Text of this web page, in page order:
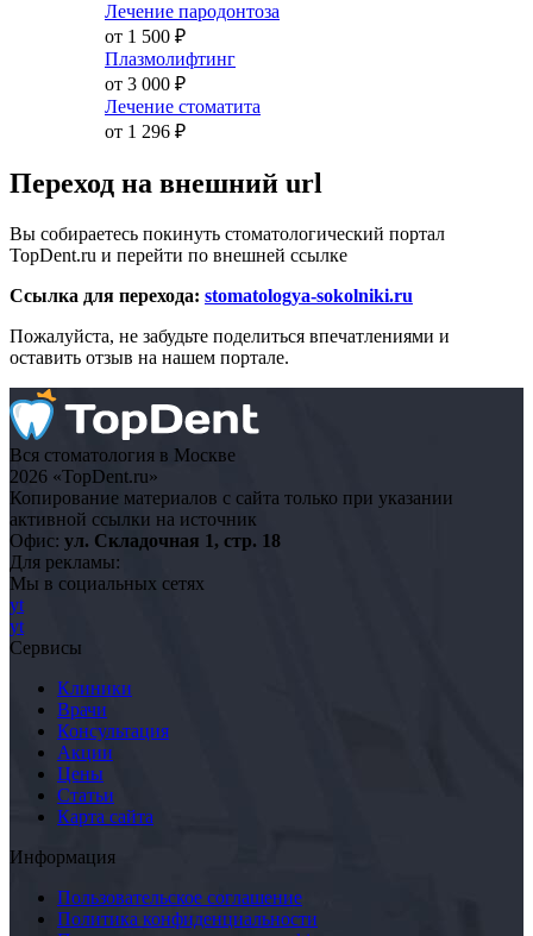
Лечение пародонтоза
от 1 500 ₽
Плазмолифтинг
от 3 000 ₽
Лечение стоматита
от 1 296 ₽
Переход на внешний url
Вы собираетесь покинуть стоматологический портал
TopDent.ru и перейти по внешней ссылке
Ссылка для перехода: stomatologya-sokolniki.ru
Пожалуйста, не забудьте поделиться впечатлениями и
оставить отзыв на нашем портале.
Вся стоматология в Москве
2026 «TopDent.ru»
Копирование материалов с сайта только при указании
активной ссылки на источник
Офис: ул. Складочная 1, стр. 18
Для рекламы:
Мы в социальных сетях
yt
yt
Сервисы
Клиники
Врачи
Консультация
Акции
Цены
Статьи
Карта сайта
Информация
Пользовательское соглашение
Политика конфиденциальности